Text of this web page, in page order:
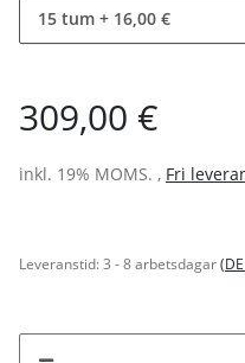
15 tum + 16,00 €
309,00 €
inkl. 19% MOMS. , Fri
Leveranstid:3 - 8 arbetsdagar